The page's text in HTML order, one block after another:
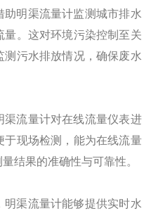
明渠流量计监测城市排水
。这对环境污染控制至关
污水排放情况，确保废水
流量计对在线流量仪表进
现场检测，能为在线流量
结果的准确性与可靠性。
渠流量计能够提供实时水